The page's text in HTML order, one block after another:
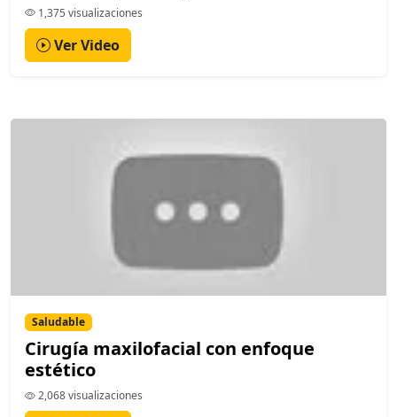
1,375 visualizaciones
Ver Video
Saludable
Cirugía maxilofacial con enfoque
estético
2,068 visualizaciones